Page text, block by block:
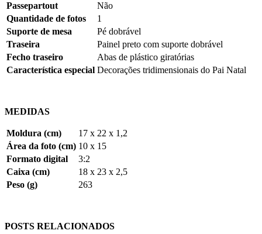
Passepartout
Não
Quantidade de fotos
1
Suporte de mesa
Pé dobrável
Traseira
Painel preto com suporte dobrável
Fecho traseiro
Abas de plástico giratórias
Característica especial Decorações tridimensionais do Pai Natal
MEDIDAS
Moldura (cm)
17 x 22 x 1,2
Área da foto (cm) 10 x 15
Formato digital
3:2
Caixa (cm)
18 x 23 x 2,5
Peso (g)
263
POSTS RELACIONADOS